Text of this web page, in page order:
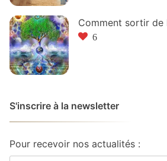
Comment sortir de
6
S'inscrire à la newsletter
Pour recevoir nos actualités :